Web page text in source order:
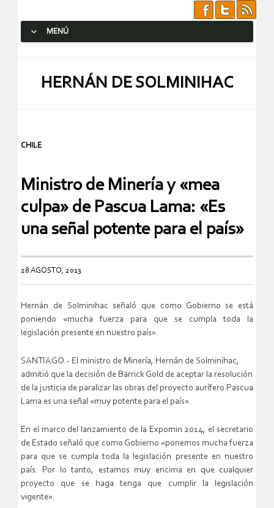
MENÚ
HERNÁN DE SOLMINIHAC
CHILE
Ministro de Minería y «mea
culpa» de Pascua Lama: «Es
una señal potente para el país»
28 AGOSTO, 2013
Hernán de Solminihac señaló que como Gobierno se está
poniendo «mucha fuerza para que se cumpla toda la
legislación presente en nuestro país».
SANTIAGO.- El ministro de Minería, Hernán de Solminihac,
admitió que la decisión de Barrick Gold de aceptar la resolución
de la justicia de paralizar las obras del proyecto aurífero Pascua
Lama es una señal «muy potente para el país».
En el marco del lanzamiento de la Expomin 2014, el secretario
de Estado señaló que como Gobierno «ponemos mucha fuerza
para que se cumpla toda la legislación presente en nuestro
país. Por lo tanto, estamos muy encima en que cualquier
proyecto que se haga tenga que cumplir la legislación
vigente».